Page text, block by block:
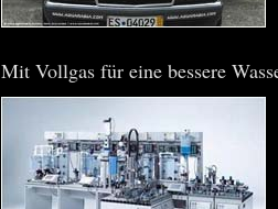
Mit Vollgas für eine bessere